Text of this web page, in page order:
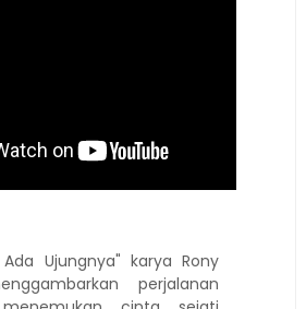
Ujungnya" karya Rony
perjalanan